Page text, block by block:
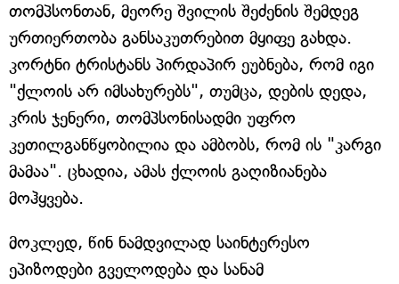
თომპსონთან, მეორე შვილის შეძენის შემდეგ
ურთიერთობა განსაკუთრებით მყიფე გახდა.
კორტნი ტრისტანს პირდაპირ ეუბნება, რომ იგი
"ქლოის არ იმსახურებს", თუმცა, დების დედა,
კრის ჯენერი, თომპსონისადმი უფრო
კეთილგანწყობილია და ამბობს, რომ ის "კარგი
მამაა". ცხადია, ამას ქლოის გაღიზიანება
მოჰყვება.
მოკლედ, წინ ნამდვილად საინტერესო
ეპიზოდები გველოდება და სანამ